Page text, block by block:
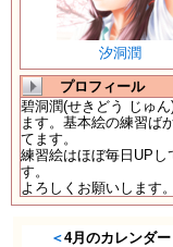
汐洞潤
プロフィール
碧洞潤(せきどう じゅ
ます。基本絵の練習ば
てます。
練習絵はほぼ毎日UPし
す。
よろしくお願いします。
＜4月のカレンダー